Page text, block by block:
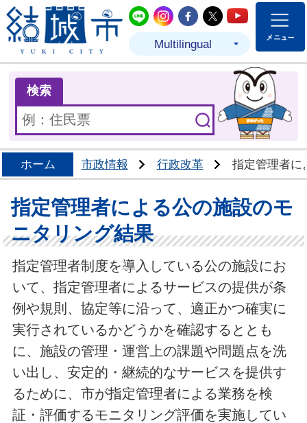
結城市公式LINE
結城市公式Instagram
結城市公式
結城市公式
結城市
Multilingual
検索
ホーム 市政情報 行政改革 指定管理者に
指定管理者による公の施設のモ
ニタリング結果
指定管理者制度を導入している公の施設にお
いて、指定管理者によるサービスの提供が条
例や規則、協定等に沿って、適正かつ確実に
実行されているかどうかを確認するととも
に、施設の管理・運営上の課題や問題点を洗
い出し、安定的・継続的なサービスを提供す
るために、市が指定管理者による業務を検
証・評価するモニタリング評価を実施してい